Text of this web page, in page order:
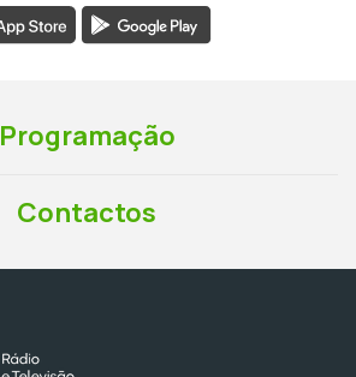
Programação
Contactos